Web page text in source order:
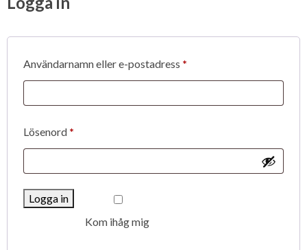
Användarnamn eller e-postadress *
Lösenord *
Kom ihåg mig
Logga in